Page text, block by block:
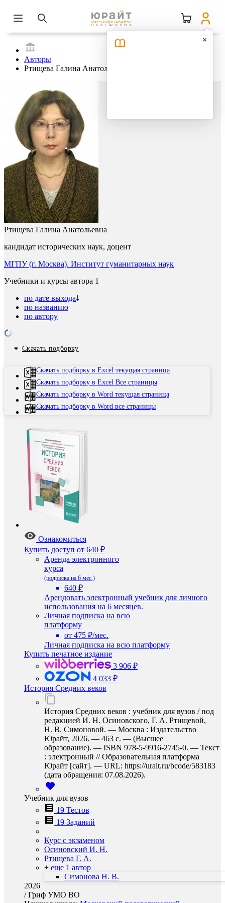
Авторы
Ртищева Галина Анатольевна
Ртищева Галина Анатольевна
кандидат исторических наук, доцент
МГПУ (г. Москва). Институт гуманитарных наук
Учебники и курсы автора 1
по дате выхода
по названию
по автору
Скачать подборку
Скачать подборку в Excel текущая страница
Скачать подборку в Excel Все страницы
Скачать подборку в Word текущая страница
Скачать подборку в Word все страницы
Ознакомиться
Купить доступ от 640 ₽
Аренда электронного
курса
(подписка на 6 мес.)
640 ₽
Арендовать электронный учебник для личного
использования на 6 месяцев.
Личная подписка на всю
платформу
от 475 ₽/мес.
Личная подписка на всю платформу
Купить печатное издание
3 906 ₽
4 033 ₽
История Средних веков
История Средних веков : учебник для вузов / под
редакцией И. Н. Осиновского, Г. А. Ртищевой,
Н. В. Симоновой. — Москва : Издательство
Юрайт, 2026. — 463 с. — (Высшее
образование). — ISBN 978-5-9916-2745-0. — Текст
: электронный // Образовательная платформа
Юрайт [сайт]. — URL: https://urait.ru/bcode/583183
(дата обращения: 07.08.2026).
Учебник для вузов
19 Тестов
19 Заданий
Курс с экзаменом
Осиновский И. Н.
Ртищева Г. А.
+ еще 1 автор
Симонова Н. В.
2026
/Гриф УМО ВО